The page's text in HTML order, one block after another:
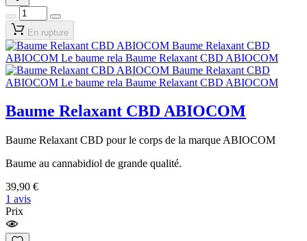
En rupture
Baume Relaxant CBD ABIOCOM
Baume Relaxant CBD pour le corps de la marque ABIOCOM
Baume au cannabidiol de grande qualité.
39,90 €
1 avis
Prix